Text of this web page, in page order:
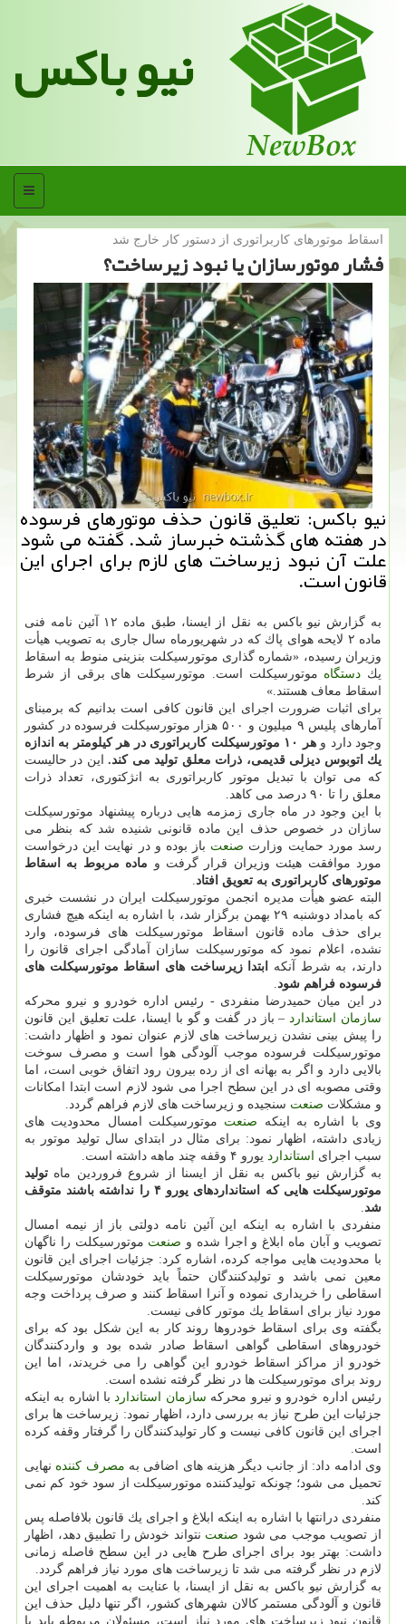
نیو باکس
منو
اسقاط موتورهای كاربراتوری از دستور كار خارج شد
فشار موتورسازان یا نبود زیرساخت؟
نیو باكس: تعلیق قانون حذف موتورهای فرسوده
در هفته های گذشته خبرساز شد. گفته می شود
علت آن نبود زیرساخت های لازم برای اجرای این
قانون است.
به گزارش نیو باكس به نقل از ایسنا، طبق ماده ۱۲ آئین نامه فنی
ماده ۲ لایحه هوای پاك كه در شهریورماه سال جاری به تصویب هیأت
وزیران رسیده، «شماره گذاری موتورسیكلت بنزینی منوط به اسقاط
یك دستگاه موتورسیكلت است. موتورسیكلت های برقی از شرط
اسقاط معاف هستند.»
برای اثبات ضرورت اجرای این قانون كافی است بدانیم كه برمبنای
آمارهای پلیس ۹ میلیون و ۵۰۰ هزار موتورسیكلت فرسوده در كشور
وجود دارد و
هر ۱۰ موتورسیكلت كاربراتوری در هر كیلومتر به اندازه
یك اتوبوس دیزلی قدیمی، ذرات معلق تولید می كند.این در حالیست
كه می توان با تبدیل موتور كاربراتوری به انژكتوری، تعداد ذرات
معلق را تا ۹۰ درصد می كاهد.
با این وجود در ماه جاری زمزمه هایی درباره پیشنهاد موتورسیكلت
سازان در خصوص حذف این ماده قانونی شنیده شد كه بنظر می
رسد مورد حمایت وزارت صنعت باز بوده و در نهایت این درخواست
مورد موافقت هیئت وزیران قرار گرفت و ماده مربوط به اسقاط
موتورهای كاربراتوری به تعویق افتاد.
البته عضو هیأت مدیره انجمن موتورسیكلت ایران در نشست خبری
كه بامداد دوشنبه ۲۹ بهمن برگزار شد، با اشاره به اینكه هیچ فشاری
برای حذف ماده قانون اسقاط موتورسیكلت های فرسوده، وارد
نشده، اعلام نمود كه موتورسیكلت سازان آمادگی اجرای قانون را
دارند، به شرط آنكه ابتدا زیرساخت های اسقاط موتورسیكلت های
فرسوده فراهم شود.
در این میان حمیدرضا منفردی - رئیس اداره خودرو و نیرو محركه
سازمان
استاندارد– باز در گفت و گو با ایسنا، علت تعلیق این قانون
را پیش بینی نشدن زیرساخت های لازم عنوان نمود و اظهار داشت:
موتورسیكلت فرسوده موجب آلودگی هوا است و مصرف سوخت
بالایی دارد و اگر به بهانه ای از رده بیرون رود اتفاق خوبی است، اما
وقتی مصوبه ای در این سطح اجرا می شود لازم است ابتدا امكانات
و مشكلات صنعت سنجیده و زیرساخت های لازم فراهم گردد.
وی با اشاره به اینكه صنعت موتورسیكلت امسال محدودیت های
زیادی داشته، اظهار نمود: برای مثال در ابتدای سال تولید موتور به
سبب اجرای
استاندارد یورو ۴ وقفه چند ماهه داشته است.
به گزارش نیو باكس به نقل از ایسنا از شروع فروردین ماه تولید
موتورسیكلت هایی كه استانداردهای یورو ۴ را نداشته باشند متوقف
شد.
منفردی با اشاره به اینكه این آئین نامه دولتی باز از نیمه امسال
تصویب و آبان ماه ابلاغ و اجرا شده و صنعت موتورسیكلت را ناگهان
با محدودیت هایی مواجه كرده، اشاره كرد: جزئیات اجرای این قانون
معین نمی باشد و تولیدكنندگان حتماً باید خودشان موتورسیكلت
اسقاطی را خریداری نموده و آنرا اسقاط كنند و صرف پرداخت وجه
مورد نیاز برای اسقاط یك موتور كافی نیست.
بگفته وی برای اسقاط خودروها روند كار به این شكل بود كه برای
خودروهای اسقاطی گواهی اسقاط صادر شده بود و واردكنندگان
خودرو از مراكز اسقاط خودرو این گواهی را می خریدند، اما این
روند برای موتورسیكلت ها در نظر گرفته نشده است.
رئیس اداره خودرو و نیرو محركه سازمان استانداردبا اشاره به اینكه
جزئیات این طرح نیاز به بررسی دارد، اظهار نمود: زیرساخت ها برای
اجرای این قانون كافی نیست و كار تولیدكنندگان را گرفتار وقفه كرده
است.
وی ادامه داد: از جانب دیگر هزینه های اضافی به مصرف كننده نهایی
تحمیل می شود؛ چونكه تولیدكننده موتورسیكلت از سود خود كم نمی
كند.
منفردی درانتها با اشاره به اینكه ابلاغ و اجرای یك قانون بلافاصله پس
از تصویب موجب می شود صنعت نتواند خودش را تطبیق دهد، اظهار
داشت: بهتر بود برای اجرای طرح هایی در این سطح فاصله زمانی
لازم در نظر گرفته می شد تا زیرساخت های مورد نیاز فراهم گردد.
به گزارش نیو باكس به نقل از ایسنا، با عنایت به اهمیت اجرای این
قانون و آلودگی مستمر كالان شهرهای كشور، اگر تنها دلیل حذف این
قانون نبود زیرساخت های مورد نیاز است، مسئولان مربوطه باید با